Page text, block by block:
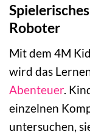
Roboter
Mit dem 4M
wird das
Abenteuer.
einzelnen
untersuchen,